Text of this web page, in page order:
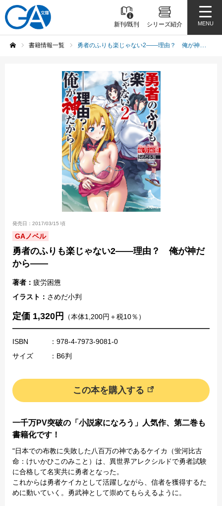
新刊/既刊 シリーズ紹介 MENU
書籍情報一覧 勇者のふりも楽じゃない2――理由？ 俺が神だから――
発売日：2017/03/15 頃
GAノベル
勇者のふりも楽じゃない2――理由？ 俺が神だ
から――
著者： 疲労困憊
イラスト： さめだ小判
定価 1,320円 （本体1,200円＋税10％）
ISBN
：978-4-7973-9081-0
サイズ
：B6判
この本を購入する
一千万PV突破の「小説家になろう」人気作、第二巻も
書籍化です！
"日本での布教に失敗した八百万の神であるケイカ（蛍河比古
命：けいかひこのみこと）は、異世界アレクシルドで勇者試験
に合格して名実共に勇者となった。
これからは勇者ケイカとして活躍しながら、信者を獲得するた
めに動いていく。勇武神として崇めてもらえるように。